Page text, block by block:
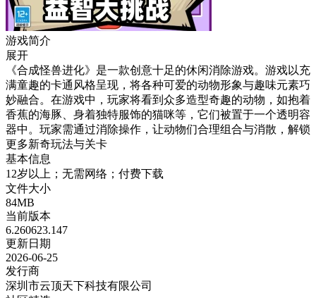
游戏简介
展开
《合成怪兽进化》是一款创意十足的休闲消除游戏。游戏以充
满童趣的卡通风格呈现，将各种可爱的动物形象与趣味元素巧
妙融合。在游戏中，玩家将看到众多造型奇趣的动物，如抱着
香蕉的海豚、身着独特服饰的猫咪等，它们被置于一个透明容
器中。玩家需通过消除操作，让动物们合理组合与消散，解锁
更多新奇玩法与关卡
基本信息
12岁以上；无需网络；付费下载
文件大小
84MB
当前版本
6.260623.147
更新日期
2026-06-25
发行商
深圳市云顶天下科技有限公司